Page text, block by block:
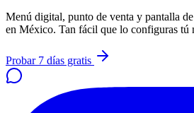
Menú digital, punto de venta y pantalla
en México. Tan fácil que lo configuras tú
Probar 7 días gratis